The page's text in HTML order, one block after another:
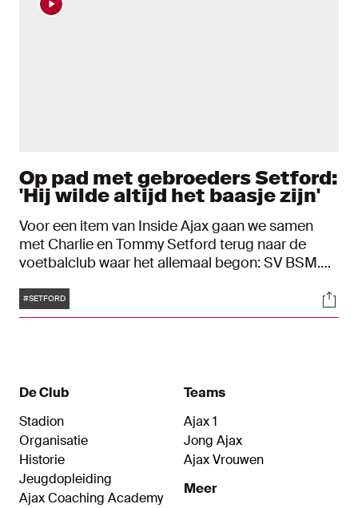
Op pad met gebroeders Setford:
'Hij wilde altijd het baasje zijn'
Voor een item van Inside Ajax gaan we samen
met Charlie en Tommy Setford terug naar de
voetbalclub waar het allemaal begon: SV BSM.
Bennebroek, waar ze veel tijd doorbrachten,
warme herinneringen op. "Onze vader heeft een
Tags
#SETFORD
De Club
Stadion
Organisatie
Historie
Jeugdopleiding
Ajax Coaching Academy
Teams
Ajax 1
Jong Ajax
Ajax Vrouwen
Meer